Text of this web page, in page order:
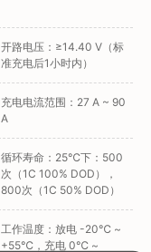
开路电压：≥14.40 V（标
准充电后1小时内）
充电电流范围：27 A ~ 90
A
循环寿命：25℃下：500
次（1C 100% DOD），
800次（1C 50% DOD）
工作温度：放电 -20℃ ~
+55℃，充电 0℃ ~